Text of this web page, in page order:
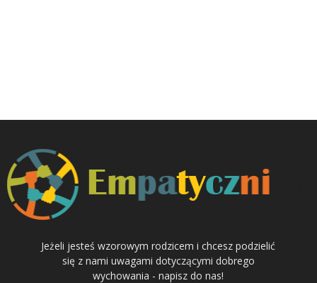
Jeżeli jesteś wzorowym rodzicem i chcesz podzielić
się z nami uwagami dotyczącymi dobrego
wychowania - napisz do nas!